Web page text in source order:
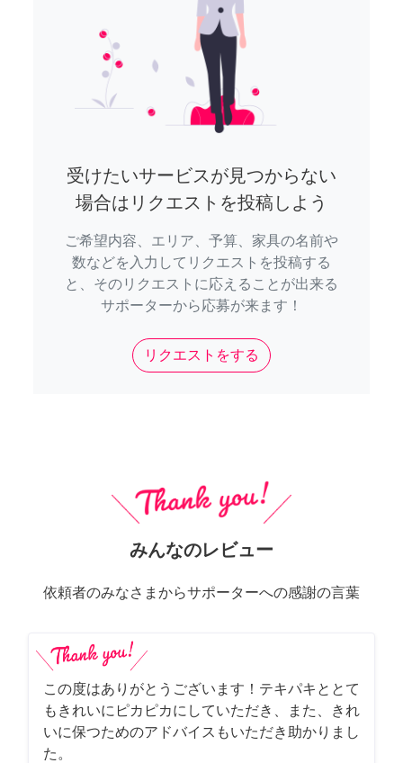
受けたいサービスが見つからない
場合はリクエストを投稿しよう
ご希望内容、エリア、予算、家具の名前や
数などを入力してリクエストを投稿する
と、そのリクエストに応えることが出来る
サポーターから応募が来ます！
リクエストをする
みんなのレビュー
依頼者のみなさまからサポーターへの感謝の言葉
この度はありがとうございます！テキパキととて
もきれいにピカピカにしていただき、また、きれ
いに保つためのアドバイスもいただき助かりまし
た。